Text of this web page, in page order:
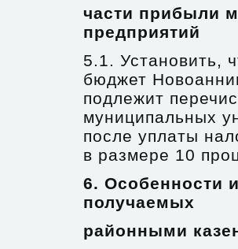
части прибыли
предприятий
5.1. Установить,
бюджет
подлежит
муниципальных
после уплаты
в размере 10
6. Особенности
получаемых
районными